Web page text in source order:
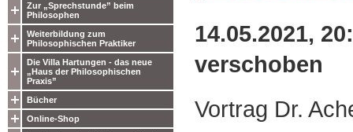
Zur „Sprechstunde” beim
Philosophen
Weiterbildung zum
Philosophischen Praktiker
Die Villa Hartungen - das neue
„Haus der Philosophischen
Praxis”
Bücher
Online-Shop
14.05.2021,
verschoben
Vortrag Dr.